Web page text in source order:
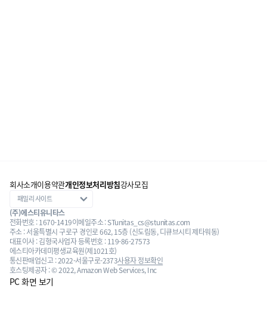
회사소개이용약관개인정보처리방침강사모집
(주)에스티유니타스
전화번호 : 1670-1419이메일주소 : STunitas_cs@stunitas.com
주소 : 서울특별시 구로구 경인로 662, 15층 (신도림동, 디큐브시티 제타워동)
대표이사 : 김형국사업자 등록번호 : 119-86-27573
에스티아카데미평생교육원(제1021호)
통신판매업신고 : 2022-서울구로-2373사용자 정보확인
호스팅제공자 : © 2022, Amazon Web Services, Inc
PC 화면 보기